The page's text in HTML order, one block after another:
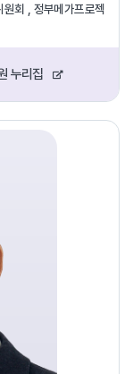
회 , 정부메가프로젝
누리집